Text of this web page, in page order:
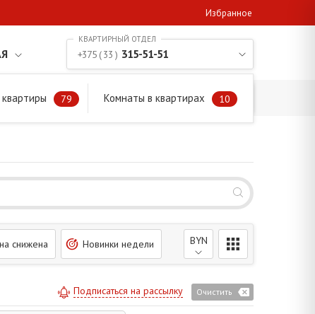
Избранное
79 Комнаты в квартирах 10
+375 ( 33 ) 315-51-51
снижена Новинки недели BYN
Очистить
Подписаться на рассылку